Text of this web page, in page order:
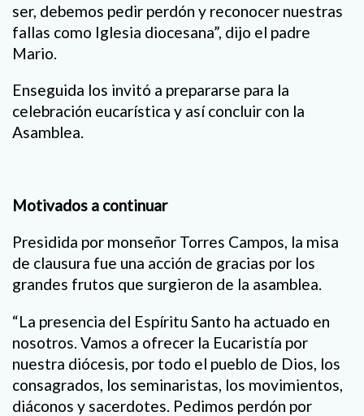
ser, debemos pedir perdón y reconocer nuestras
fallas como Iglesia diocesana”, dijo el padre
Mario.
Enseguida los invitó a prepararse para la
celebración eucarística y así concluir con la
Asamblea.
Motivados a continuar
Presidida por monseñor Torres Campos, la misa
de clausura fue una acción de gracias por los
grandes frutos que surgieron de la asamblea.
“La presencia del Espíritu Santo ha actuado en
nosotros. Vamos a ofrecer la Eucaristía por
nuestra diócesis, por todo el pueblo de Dios, los
consagrados, los seminaristas, los movimientos,
diáconos y sacerdotes. Pedimos perdón por